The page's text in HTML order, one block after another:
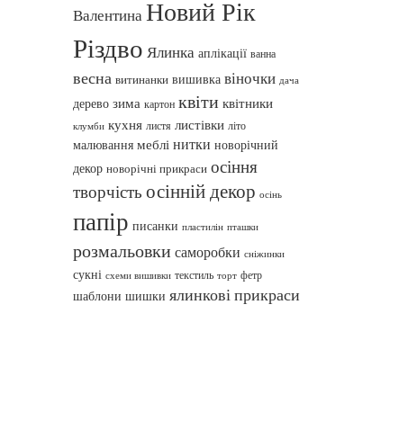
ВалентинаНовий Рік
Різдво Ялинка аплікації ванна
весна витинанки вишивка віночки дача
дерево зима картон квіти квітники
клумби кухня листя листівки літо
малювання меблі нитки новорічний
декор новорічні прикраси осіння
творчість осінній декор осінь
папір писанки пластилін пташки
розмальовки саморобки сніжинки
сукні схеми вишивки текстиль торт фетр
шаблони шишки ялинкові прикраси